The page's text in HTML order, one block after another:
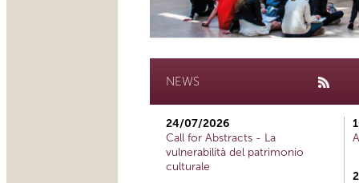
NEWS
24/07/2026
Call for Abstracts - La
vulnerabilità del patrimonio
culturale